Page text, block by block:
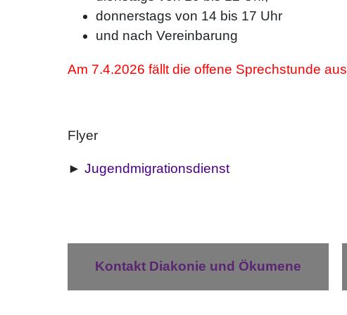
donnerstags von 14 bis 17 Uhr
und nach Vereinbarung
Am 7.4.2026 fällt die offene Sprechstunde aus
Flyer
► Jugendmigrationsdienst
Kontakt Diakonie und Ökumene